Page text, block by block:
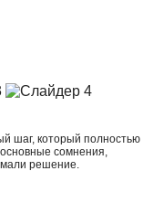
шаг, который полностью
сомнения,
решение.